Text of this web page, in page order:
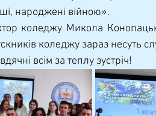
народжені війною».
коледжу зараз несуть
всім за теплу зустріч!